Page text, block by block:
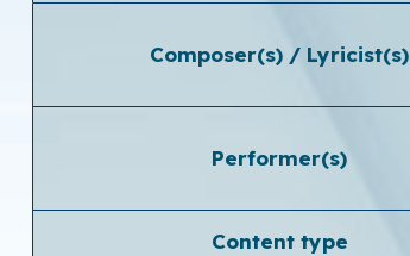
Composer(s) / Lyricist(s)
Performer(s)
Content type